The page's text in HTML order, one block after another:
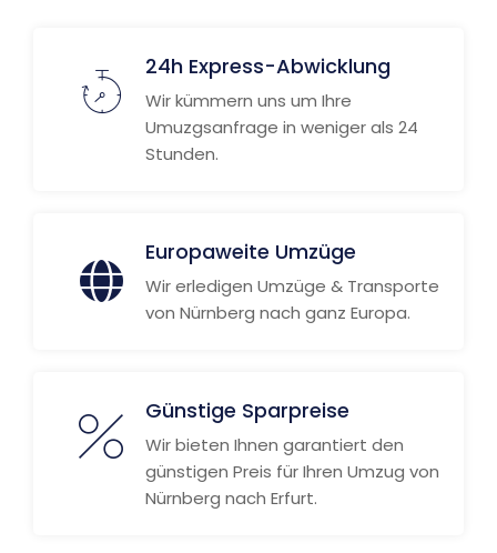
24h Express-Abwicklung
Wir kümmern uns um Ihre
Umuzgsanfrage in weniger als 24
Stunden.
Europaweite Umzüge
Wir erledigen Umzüge & Transporte
von Nürnberg nach ganz Europa.
Günstige Sparpreise
Wir bieten Ihnen garantiert den
günstigen Preis für Ihren Umzug von
Nürnberg nach Erfurt.